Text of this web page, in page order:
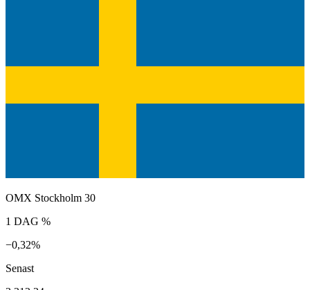
OMX Stockholm 30
1 DAG %
−0,32%
Senast